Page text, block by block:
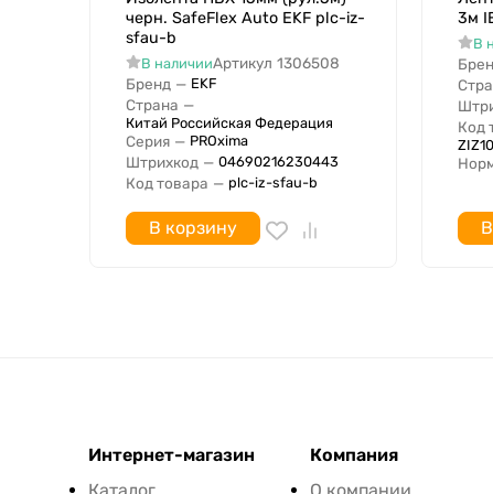
черн. SafeFlex Auto EKF plc-iz-
sfau-b
В наличииАртикул 1306508
Бренд — EKF
Страна —
Китай Российская Федерация
Серия — PROxima
Штрихкод — 04690216230443
Код товара — plc-iz-sfau-b
В корзину
3м
В
Код
Интернет-магазин
Каталог
Компания
О компании